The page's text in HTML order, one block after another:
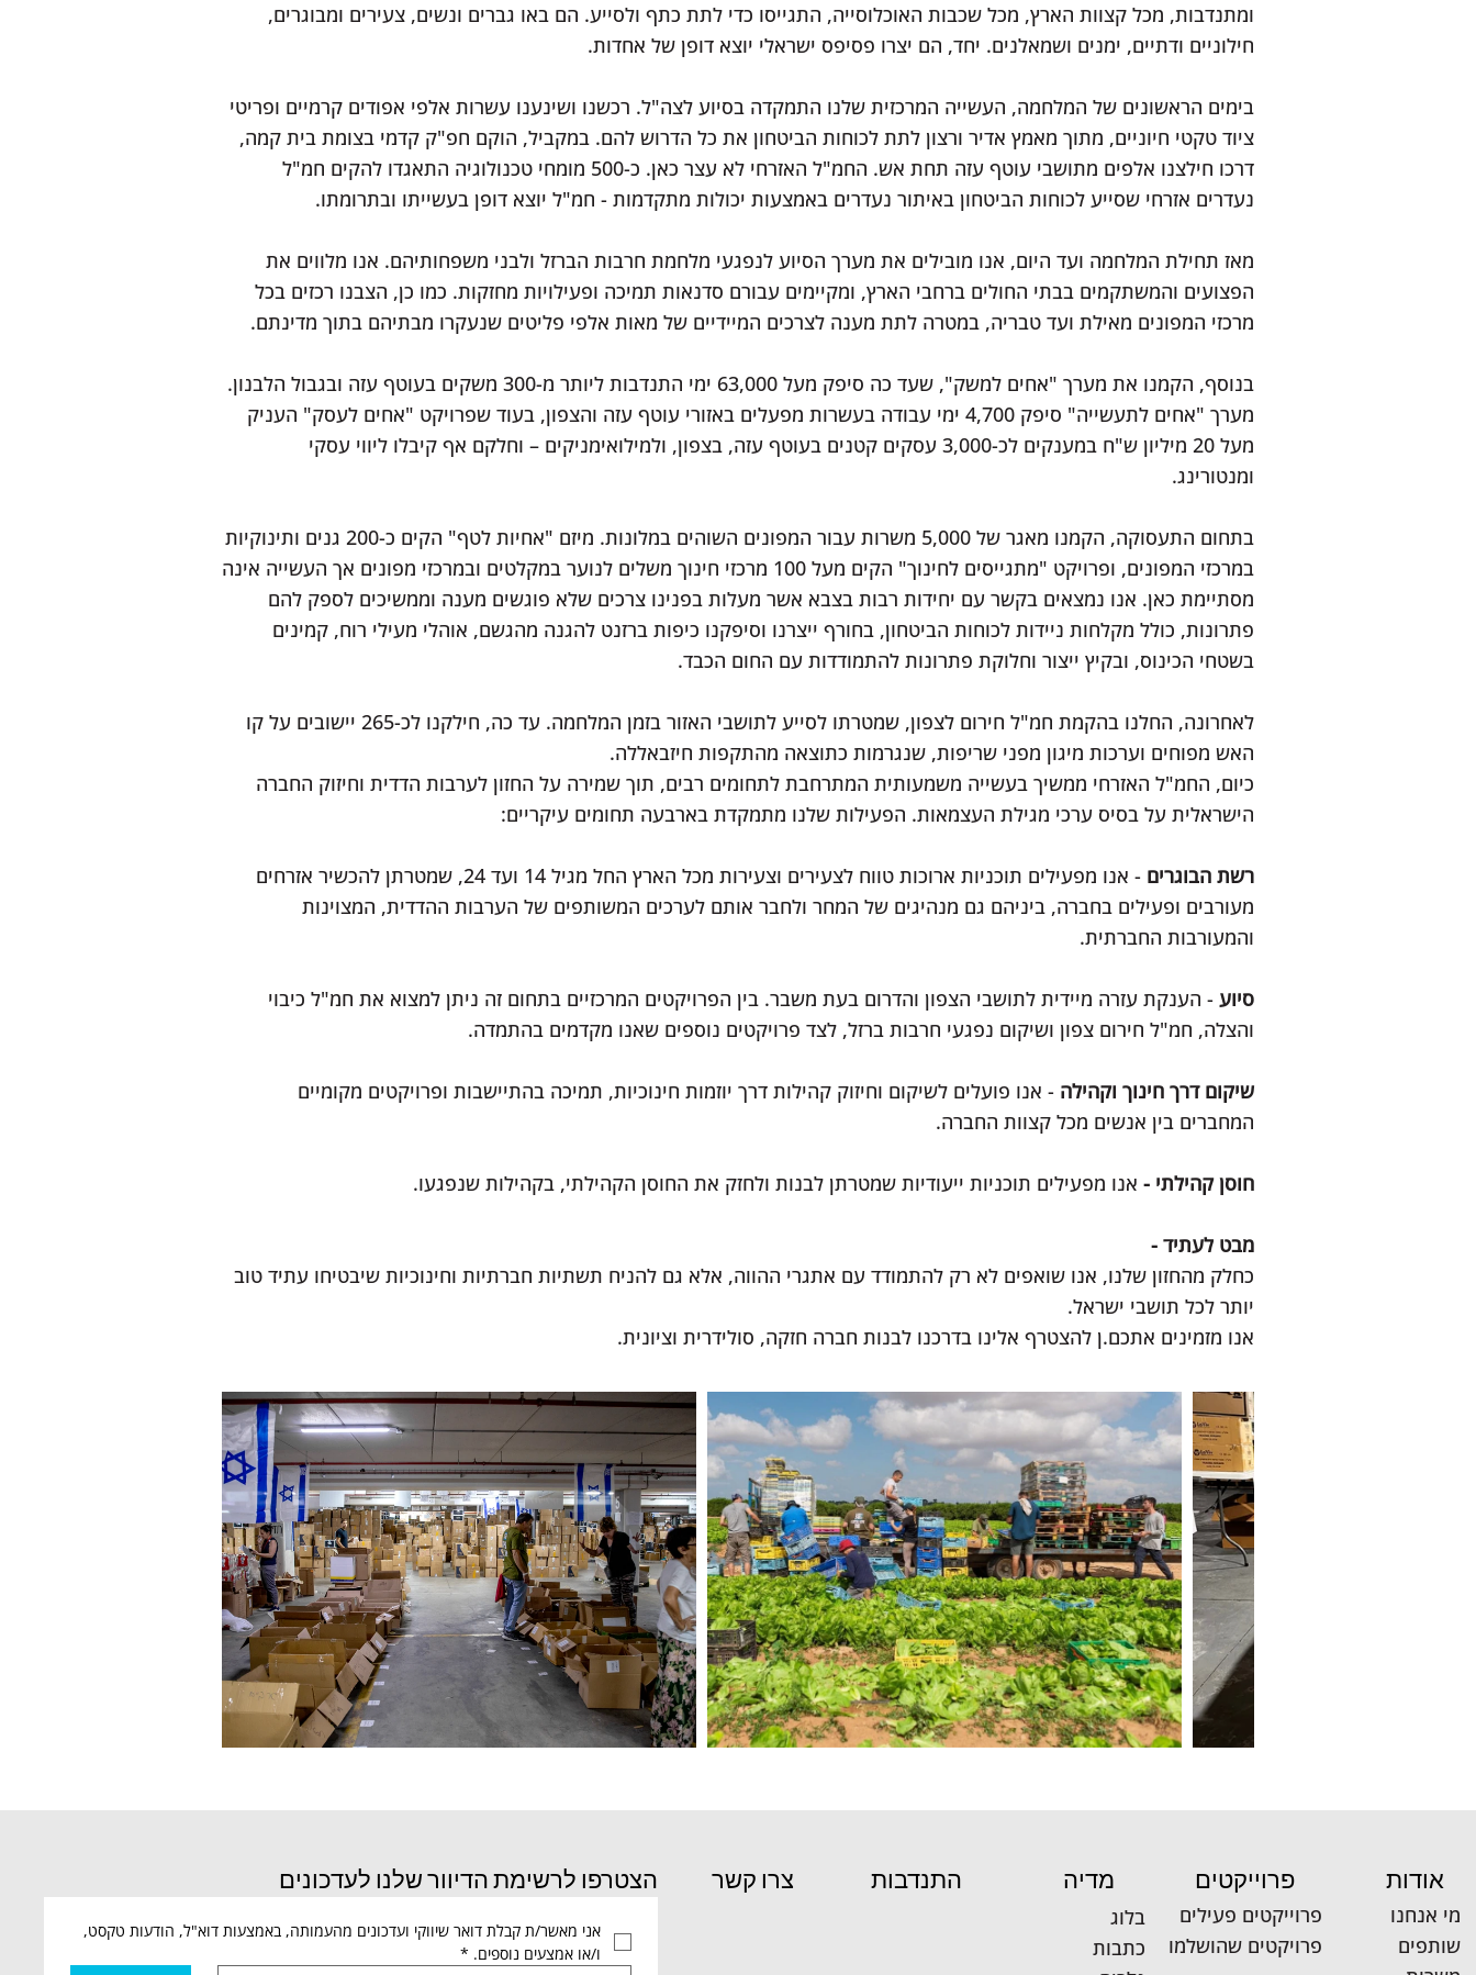
ומתנדבות, מכל קצוות הארץ, מכל שכבות האוכלוסייה, התגייסו כדי לתת כתף ולסייע. הם באו גברים ונשים, צעירים ומבוגרים,
חילוניים ודתיים, ימנים ושמאלנים. יחד, הם יצרו פסיפס ישראלי יוצא דופן של אחדות.
בימים הראשונים של המלחמה, העשייה המרכזית שלנו התמקדה בסיוע לצה"ל. רכשנו ושינענו עשרות אלפי אפודים קרמיים ופריטי
ציוד טקטי חיוניים, מתוך מאמץ אדיר ורצון לתת לכוחות הביטחון את כל הדרוש להם. במקביל, הוקם חפ"ק קדמי בצומת בית קמה,
דרכו חילצנו אלפים מתושבי עוטף עזה תחת אש. החמ"ל האזרחי לא עצר כאן. כ-500 מומחי טכנולוגיה התאגדו להקים חמ"ל
נעדרים אזרחי שסייע לכוחות הביטחון באיתור נעדרים באמצעות יכולות מתקדמות - חמ"ל יוצא דופן בעשייתו ובתרומתו.
מאז תחילת המלחמה ועד היום, אנו מובילים את מערך הסיוע לנפגעי מלחמת חרבות הברזל ולבני משפחותיהם. אנו מלווים את
הפצועים והמשתקמים בבתי החולים ברחבי הארץ, ומקיימים עבורם סדנאות תמיכה ופעילויות מחזקות. כמו כן, הצבנו רכזים בכל
מרכזי המפונים מאילת ועד טבריה, במטרה לתת מענה לצרכים המיידיים של מאות אלפי פליטים שנעקרו מבתיהם בתוך מדינתם.
בנוסף, הקמנו את מערך "אחים למשק", שעד כה סיפק מעל 63,000 ימי התנדבות ליותר מ-300 משקים בעוטף עזה ובגבול הלבנון.
מערך "אחים לתעשייה" סיפק 4,700 ימי עבודה בעשרות מפעלים באזורי עוטף עזה והצפון, בעוד שפרויקט "אחים לעסק" העניק
מעל 20 מיליון ש"ח במענקים לכ-3,000 עסקים קטנים בעוטף עזה, בצפון, ולמילואימניקים – וחלקם אף קיבלו ליווי עסקי
ומנטורינג.
בתחום התעסוקה, הקמנו מאגר של 5,000 משרות עבור המפונים השוהים במלונות. מיזם "אחיות לטף" הקים כ-200 גנים ותינוקיות
במרכזי המפונים, ופרויקט "מתגייסים לחינוך" הקים מעל 100 מרכזי חינוך משלים לנוער במקלטים ובמרכזי מפונים אך העשייה אינה
מסתיימת כאן. אנו נמצאים בקשר עם יחידות רבות בצבא אשר מעלות בפנינו צרכים שלא פוגשים מענה וממשיכים לספק להם
פתרונות, כולל מקלחות ניידות לכוחות הביטחון, בחורף ייצרנו וסיפקנו כיפות ברזנט להגנה מהגשם, אוהלי מעילי רוח, קמינים
בשטחי הכינוס, ובקיץ ייצור וחלוקת פתרונות להתמודדות עם החום הכבד.
לאחרונה, החלנו בהקמת חמ"ל חירום לצפון, שמטרתו לסייע לתושבי האזור בזמן המלחמה. עד כה, חילקנו לכ-265 יישובים על קו
האש מפוחים וערכות מיגון מפני שריפות, שנגרמות כתוצאה מהתקפות חיזבאללה.
כיום, החמ"ל האזרחי ממשיך בעשייה משמעותית המתרחבת לתחומים רבים, תוך שמירה על החזון לערבות הדדית וחיזוק החברה
הישראלית על בסיס ערכי מגילת העצמאות. הפעילות שלנו מתמקדת בארבעה תחומים עיקריים:
רשת הבוגרים
- אנו מפעילים תוכניות ארוכות טווח לצעירים וצעירות מכל הארץ החל מגיל 14 ועד 24, שמטרתן להכשיר אזרחים
מעורבים ופעילים בחברה, ביניהם גם מנהיגים של המחר ולחבר אותם לערכים המשותפים של הערבות ההדדית, המצוינות
והמעורבות החברתית.
סיוע- הענקת עזרה מיידית לתושבי הצפון והדרום בעת משבר. בין הפרויקטים המרכזיים בתחום זה ניתן למצוא את חמ"ל כיבוי
והצלה, חמ"ל חירום צפון ושיקום נפגעי חרבות ברזל, לצד פרויקטים נוספים שאנו מקדמים בהתמדה.
שיקום דרך חינוך וקהילה - אנו פועלים לשיקום וחיזוק קהילות דרך יוזמות חינוכיות, תמיכה בהתיישבות ופרויקטים מקומיים
המחברים בין אנשים מכל קצוות החברה.
חוסן קהילתי -אנו מפעילים תוכניות ייעודיות שמטרתן לבנות ולחזק את החוסן הקהילתי, בקהילות שנפגעו.
מבט לעתיד -
כחלק מהחזון שלנו, אנו שואפים לא רק להתמודד עם אתגרי ההווה, אלא גם להניח תשתיות חברתיות וחינוכיות שיבטיחו עתיד טוב
יותר לכל תושבי ישראל.
אנו מזמינים אתכם.ן להצטרף אלינו בדרכנו לבנות חברה חזקה, סולידרית וציונית. ​
הצטרפו לרשימת הדיוור שלנו לעדכונים
ו/או אמצעים נוספים. *
צרו קשר התנדבות מדיה
בלוג
כתבות
פרוייקטים
פרוייקטים פעילים
פרויקטים שהושלמו
אודות
מי אנחנו
שותפים